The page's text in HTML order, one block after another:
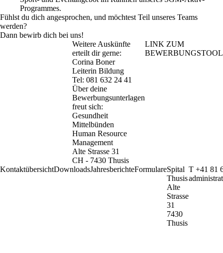
Programmes.
Fühlst du dich angesprochen, und möchtest Teil unseres Teams
werden?
Dann bewirb dich bei uns!
Weitere Auskünfte
erteilt dir gerne:
Corina Boner
Leiterin Bildung
Tel: 081 632 24 41
Über deine
Bewerbungsunterlagen
freut sich:
Gesundheit
Mittelbünden
Human Resource
Management
Alte Strasse 31
CH - 7430 Thusis
LINK ZUM
BEWERBUNGSTOOL
KontaktübersichtDownloadsJahresberichteFormulareSpital
Thusis
Alte
Strasse
31
7430
Thusis
T +41 81